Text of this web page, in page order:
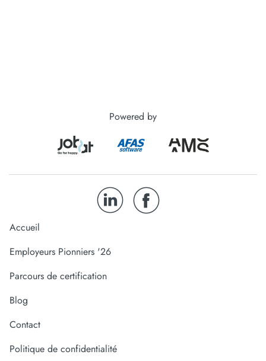
Powered by
Accueil
Employeurs Pionniers '26
Parcours de certification
Blog
Contact
Politique de confidentialité